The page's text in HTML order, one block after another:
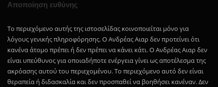
Αποποίηση ευθύνης
Το περιεχόμενο αυτής της ιστοσελίδας κοινοποιείται μόνο για
λόγους γενικής πληροφόρησης. Ο Ανδρέας Αιαρ δεν προτείνει ότι
κανένα άτομο πρέπει ή δεν πρέπει να κάνει κάτι. Ο Ανδρέας Αιαρ δεν
είναι υπεύθυνος για οποιαδήποτε ενέργεια γίνει ως αποτέλεσμα της
ακρόασης αυτού του περιεχομένου. Το περιεχόμενο αυτό δεν είναι
θεραπεία ή διδασκαλία και δεν προσπαθεί να βοηθήσει κανέναν. Δεν